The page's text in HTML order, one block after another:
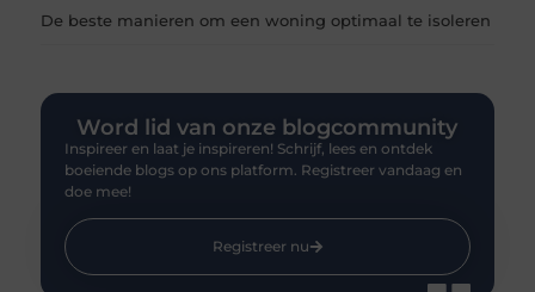
De beste manieren om een woning optimaal te isoleren
Word lid van onze blogcommunity
Inspireer en laat je inspireren! Schrijf, lees en ontdek
boeiende blogs op ons platform. Registreer vandaag en
doe mee!
Registreer nu